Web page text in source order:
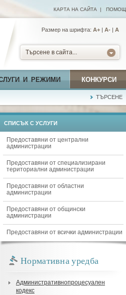
КАРТА НА САЙТА | ПОМОЩ
Размер на шрифта: А+ | A- | A
Търсене в сайта...
И РЕЖИМИ КОНКУРСИ
ТЪРСЕНЕ
СПИСЪК С УСЛУГИ
Предоставяни от централни
администрации
Предоставяни от специализирани
териториални администрации
Предоставяни от областни
администрации
Предоставяни от общински
администрации
Предоставяни от всички администрации
Нормативна уредба
Административнопроцесуален
кодекс